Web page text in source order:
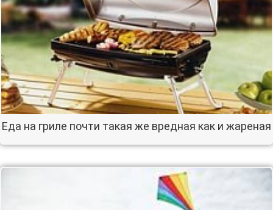
Еда на гриле почти такая же вредная как и жареная